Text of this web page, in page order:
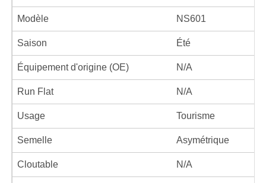
Modèle NS601
Saison Été
Équipement d'origine (OE) N/A
Run Flat N/A
Usage Tourisme
Semelle Asymétrique
Cloutable N/A